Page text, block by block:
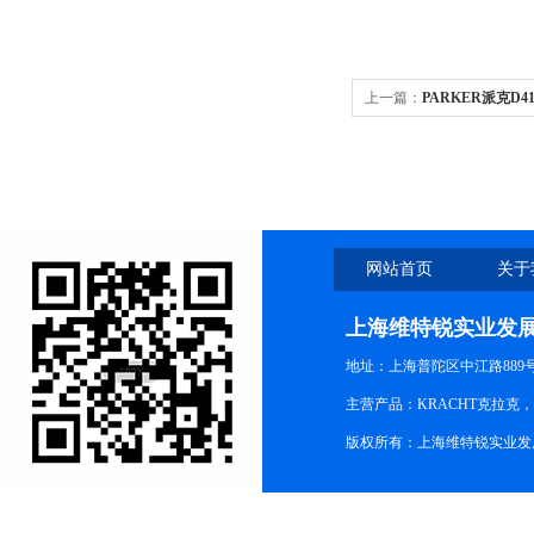
上一篇： PARKER派克
网站首页 关
上海维特锐实业发
地址：上海普陀区中江路889
主营产品：KRACHT克拉克
版权所有：上海维特锐实业